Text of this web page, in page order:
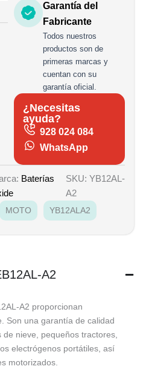
Garantía del
Fabricante
Todos nuestros
productos son de
primeras marcas y
cuentan con su
garantía oficial.
¿Necesitas
ayuda?
928 024 084
WhatsApp
Baterías
SKU: YB12AL-
A2
MOTO YB12ALA2
A2
A2 proporcionan
Son una garantía de calidad
nieve, pequeños tractores,
electrógenos portátiles, así
motorizados.